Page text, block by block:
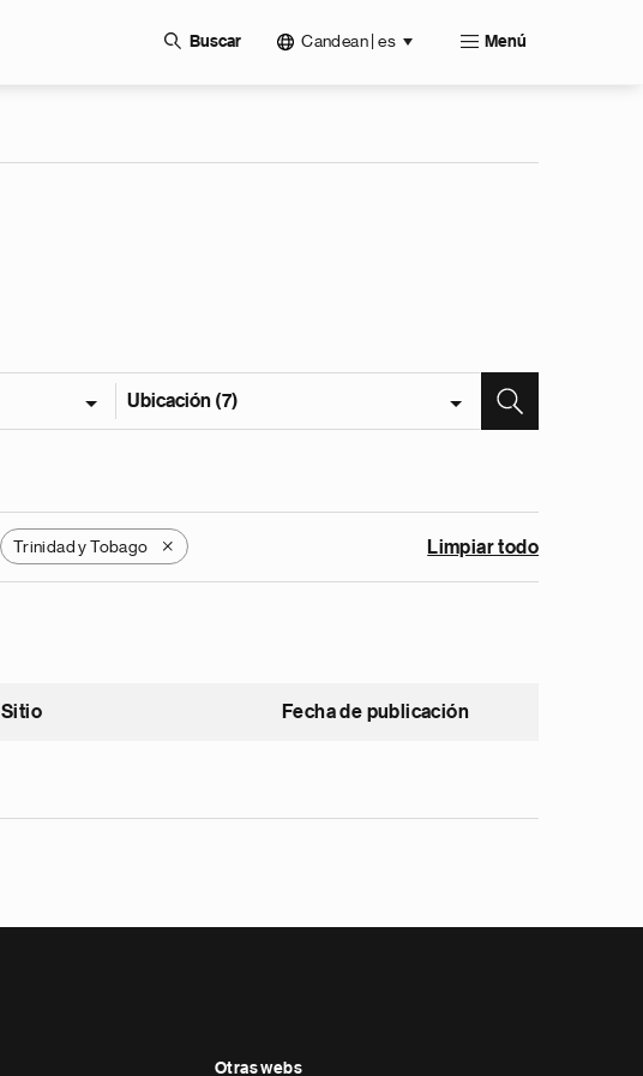
Buscar Candean | es Menú
Ubicación (7)
Trinidad y Tobago X Limpiar todo
Sitio Fecha de publicación
Otras webs